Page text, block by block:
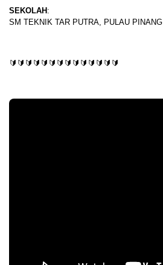
SEKOLAH :
SM TEKNIK TAR PUTRA, PULAU PINANG
🔰🔰🔰🔰🔰🔰🔰🔰🔰🔰🔰🔰🔰🔰